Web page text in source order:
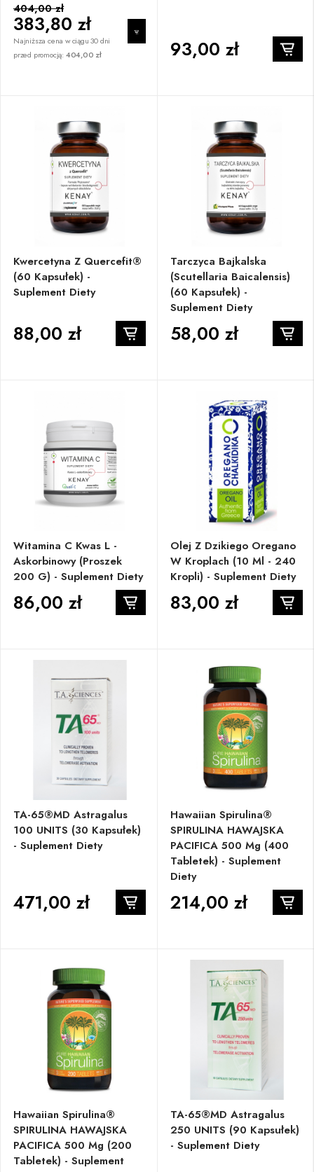
404,00 zł
383,80 zł
Najniższa cena w ciągu 30 dni
przed promocją: 404,00 zł 93,00 zł
Kwercetyna Z Quercefit®
(60 Kapsułek) -
Suplement Diety
88,00 zł
Tarczyca Bajkalska
(Scutellaria Baicalensis)
(60 Kapsułek) -
Suplement Diety
58,00 zł
Witamina C Kwas L -
Askorbinowy (proszek
200 G) - Suplement Diety
86,00 zł
Olej Z Dzikiego Oregano
W Kroplach (10 Ml - 240
Kropli) - Suplement Diety
83,00 zł
TA-65®MD Astragalus
100 UNITS (30 Kapsułek)
- Suplement Diety
471,00 zł
Hawaiian Spirulina®
SPIRULINA HAWAJSKA
PACIFICA 500 Mg (400
Tabletek) - Suplement
Diety
214,00 zł
Hawaiian Spirulina®
SPIRULINA HAWAJSKA
PACIFICA 500 Mg (200
Tabletek) - Suplement
TA-65®MD Astragalus
250 UNITS (90 Kapsułek)
- Suplement Diety